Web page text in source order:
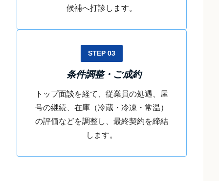
候補へ打診します。
STEP 03
条件調整・ご成約
トップ面談を経て、従業員の処遇、屋
号の継続、在庫（冷蔵・冷凍・常温）
の評価などを調整し、最終契約を締結
します。